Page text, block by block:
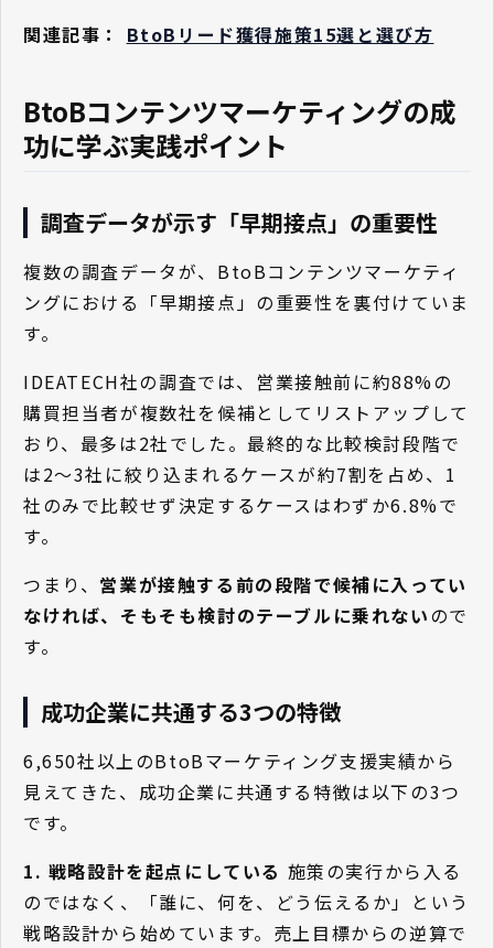
関連記事：
BtoBリード獲得施策15選と選び方
BtoBコンテンツマーケティングの成
功に学ぶ実践ポイント
調査データが示す「早期接点」の重要性
複数の調査データが、BtoBコンテンツマーケティ
ングにおける「早期接点」の重要性を裏付けていま
す。
IDEATECH社の調査では、営業接触前に約88%の
購買担当者が複数社を候補としてリストアップして
おり、最多は2社でした。最終的な比較検討段階で
は2〜3社に絞り込まれるケースが約7割を占め、1
社のみで比較せず決定するケースはわずか6.8%で
す。
つまり、 営業が接触する前の段階で候補に入ってい
なければ、そもそも検討のテーブルに乗れないので
す。
成功企業に共通する3つの特徴
6,650社以上のBtoBマーケティング支援実績から
見えてきた、成功企業に共通する特徴は以下の3つ
です。
1. 戦略設計を起点にしている 施策の実行から入る
のではなく、「誰に、何を、どう伝えるか」という
戦略設計から始めています。売上目標からの逆算で